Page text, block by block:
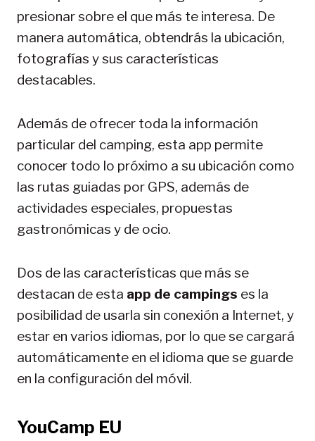
presionar sobre el que más te interesa. De
manera automática, obtendrás la ubicación,
fotografías y sus características
destacables.
Además de ofrecer toda la información
particular del camping, esta app permite
conocer todo lo próximo a su ubicación como
las rutas guiadas por GPS, además de
actividades especiales, propuestas
gastronómicas y de ocio.
Dos de las características que más se
destacan de esta app de campings es la
posibilidad de usarla sin conexión a Internet, y
estar en varios idiomas, por lo que se cargará
automáticamente en el idioma que se guarde
en la configuración del móvil.
YouCamp EU